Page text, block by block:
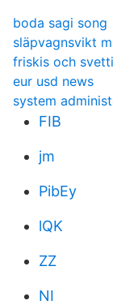
boda sagi song
släpvagnsvikt
friskis och
eur usd news
system
FIB
jm
PibEy
lQK
ZZ
NI